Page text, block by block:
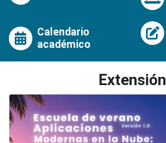
Calendario
académico
Extensión